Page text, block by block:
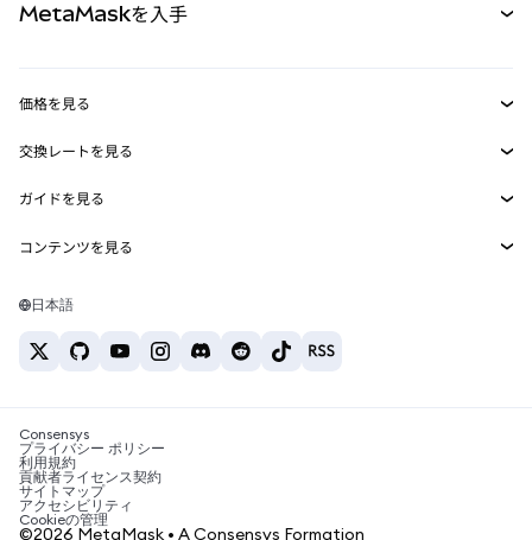
RWA
MetaMask Connect
Snaps
Web3サービス
MetaMaskを入手
セキュリティ
サポート
キャリア
お問い合わせ
価格を見る
イーサリアムの価格
Solanaの価格
Tetherの価格
交換レートを見る
ETH→USD
USDT→INR
BTC→INR
ETH→USDT
ガイドを見る
ETHの購入
USDTの購入
SHIBの購入
BNBの購入
コンテンツを見る
Solanaウォレット
税制関連ニュース
暗号資産の購入方法は？
ビットコインを売るには？
日本語
Consensys
プライバシー ポリシー
利用規約
貢献者ライセンス契約
サイトマップ
アクセシビリティ
Cookieの管理
©2026 MetaMask • A Consensys Formation